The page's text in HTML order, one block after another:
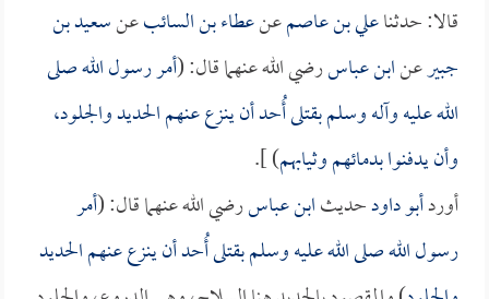
قالا: حدثناعلي بن عاصمعنعطاء بن السائبعنسعيد بن
جبيرعنابن عباسرضي الله عنهما قال: (أمر رسول الله صلى
الله عليه وآله وسلم بقتلى أُحد أن ينزع عنهم الحديد والجلود،
وأن يدفنوا بدمائهم وثيابهم) ].
أوردأبو داودحديثابن عباسرضي الله عنهما قال: (أمر
رسول الله صلى الله عليه وسلم بقتلى أُحد أن ينزع عنهم الحديد